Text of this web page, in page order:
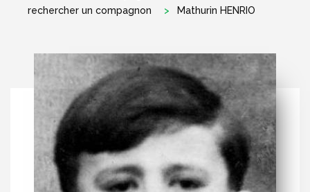
rechercher un compagnon
Mathurin HENRIO